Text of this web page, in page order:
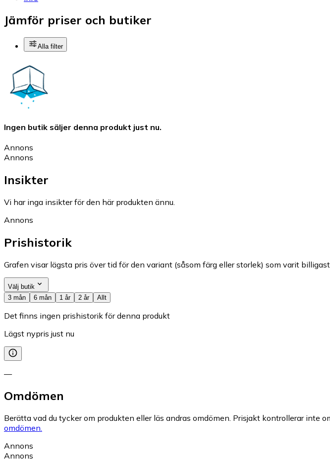
Jämför priser och butiker
Alla filter
Ingen butik säljer denna produkt just nu.
Annons
Annons
Insikter
Vi har inga insikter för den här produkten ännu.
Annons
Prishistorik
Grafen visar lägsta pris över tid för den variant (såsom färg eller storlek) som varit
Välj butik
3 mån
6 mån 1 år 2 år Allt
Det finns ingen prishistorik för denna produkt
Lägst nypris just nu
—
Omdömen
Berätta vad du tycker om produkten eller läs andras omdömen. Prisjakt kontrollerar inte
omdömen.
Annons
Annons